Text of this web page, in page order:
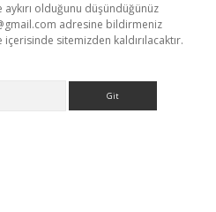
olduğunu düşündüğünüz
adresine bildirmeniz
sitemizden kaldırılacaktır.